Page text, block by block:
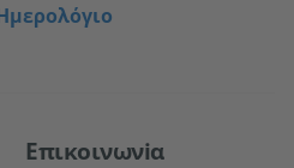
Επικοινωνiα